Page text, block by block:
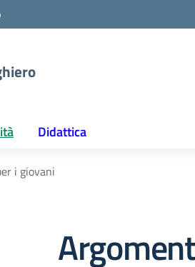
Didattica
i giovani